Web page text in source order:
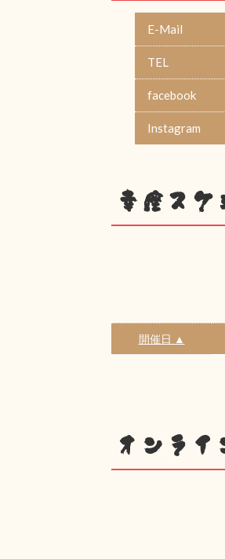
E-Mail
TEL
facebook
Instagram
幸座スケ
開催日 ▲
オンラ